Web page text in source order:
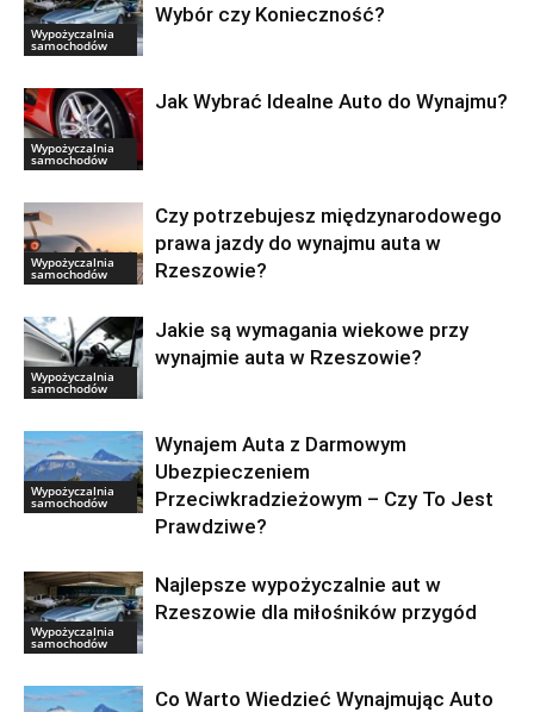
Wypożyczalnia
samochodów
Wybór czy Konieczność?
Wypożyczalnia
samochodów
Jak Wybrać Idealne Auto do Wynajmu?
Wypożyczalnia
samochodów
Czy potrzebujesz międzynarodowego
prawa jazdy do wynajmu auta w
Rzeszowie?
Wypożyczalnia
samochodów
Jakie są wymagania wiekowe przy
wynajmie auta w Rzeszowie?
Wypożyczalnia
samochodów
Wynajem Auta z Darmowym
Ubezpieczeniem
Przeciwkradzieżowym – Czy To Jest
Prawdziwe?
Wypożyczalnia
samochodów
Najlepsze wypożyczalnie aut w
Rzeszowie dla miłośników przygód
Co Warto Wiedzieć Wynajmując Auto